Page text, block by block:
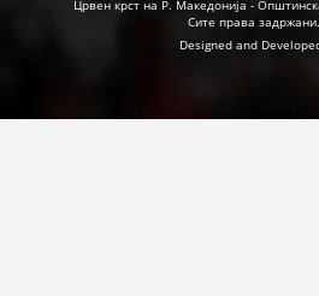
Црвен крст на Р. Македонија -
Сите права
Designed and